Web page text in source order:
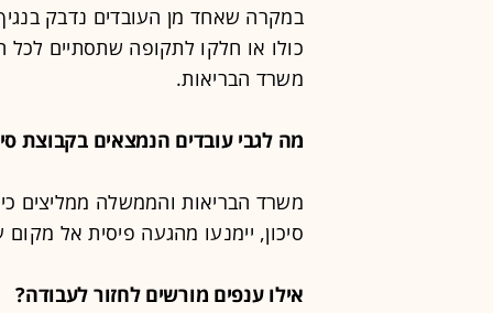
במקרה שאחד מן העובדים נדבק
כולו או חלקו לתקופה שתסתיים לכל
משרד הבריאות.
מה לגבי עובדים הנמצאים בקבוצת
משרד הבריאות והממשלה ממליצים
סיכון, יימנעו מהגעה פיסית אל
אילו ענפים מורשים לחזור לעבודה?